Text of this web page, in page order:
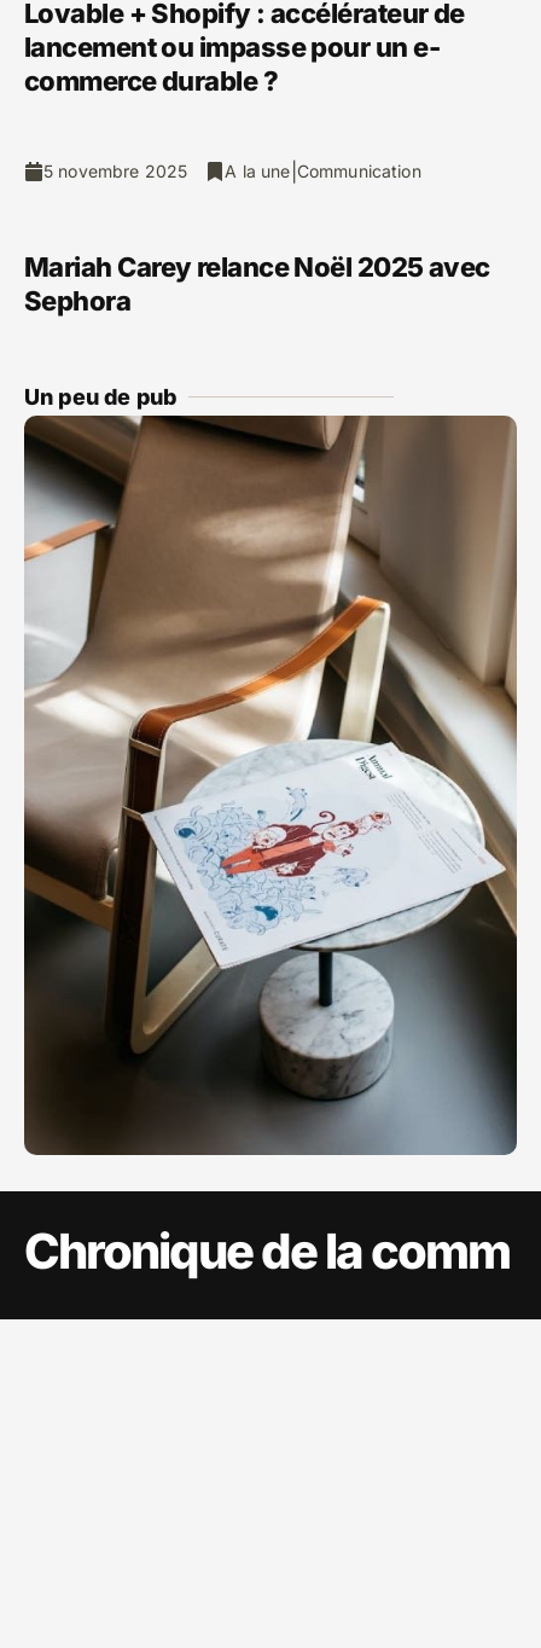
Lovable + Shopify : accélérateur de
lancement ou impasse pour un e-
commerce durable ?
5 novembre 2025 A la une Communication
Mariah Carey relance Noël 2025 avec
Sephora
Un peu de pub
Chronique de la comm